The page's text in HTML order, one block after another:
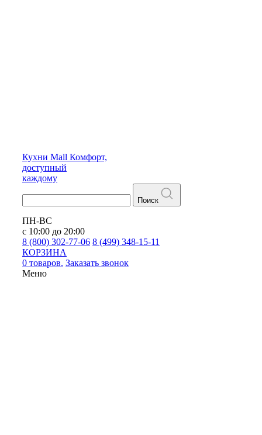
Кухни Mall Комфорт,
доступный
каждому
Поиск
ПН-ВС
с 10:00 до 20:00
8 (800) 302-77-06 8 (499) 348-15-11
КОРЗИНА
0 товаров. Заказать звонок
Меню